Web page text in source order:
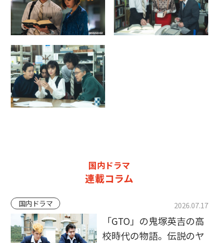
国内ドラマ
連載コラム
国内ドラマ 2026.07.17
「GTO」の鬼塚英吉の高
校時代の物語。伝説のヤ